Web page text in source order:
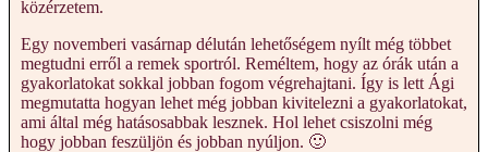
közérzetem.
Egy novemberi vasárnap délután lehetőségem nyílt még többet
megtudni erről a remek sportról. Reméltem, hogy az órák után a
gyakorlatokat sokkal jobban fogom végrehajtani. Így is lett Ági
megmutatta hogyan lehet még jobban kivitelezni a gyakorlatokat,
ami által még hatásosabbak lesznek. Hol lehet csiszolni még
hogy jobban feszüljön és jobban nyúljon. 🙂